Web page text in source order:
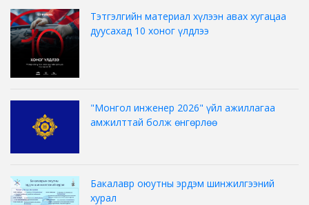
Тэтгэлгийн материал хүлээн авах хугацаа
дуусахад 10 хоног үлдлээ
"Монгол инженер 2026" үйл ажиллагаа
амжилттай болж өнгөрлөө
Бакалавр оюутны эрдэм шинжилгээний
хурал